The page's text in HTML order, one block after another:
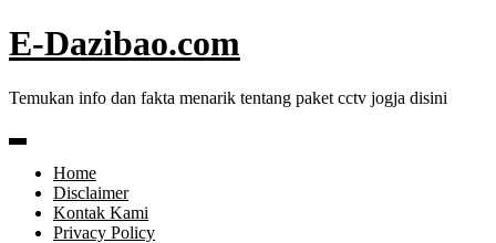
Skip
to
E-Dazibao.com
Temukan info dan fakta menarik tentang paket cctv jogja disini
Home
Disclaimer
Kontak Kami
Privacy Policy